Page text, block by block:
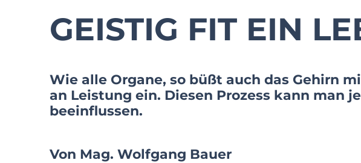
GEISTIG FIT EIN
Wie alle Organe, so büßt auch das Gehirn
an Leistung ein. Diesen Prozess kann man
beeinflussen.
Von Mag. Wolfgang Bauer